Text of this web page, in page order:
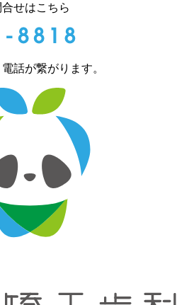
せはこちら
話が繋がります。